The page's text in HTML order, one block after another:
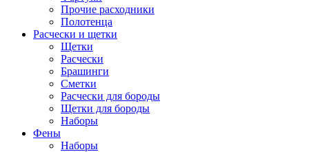
Прочие расходники
Полотенца
Расчески и щетки
Щетки
Расчески
Брашинги
Сметки
Расчески для бороды
Щетки для бороды
Наборы
Фены
Наборы